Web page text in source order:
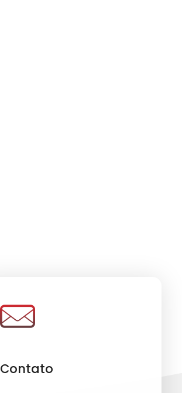
Contato